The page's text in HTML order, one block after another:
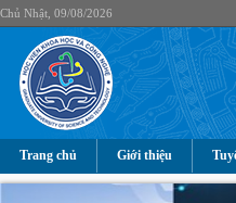
Chủ Nhật, 09/08/2026
Trang chủ Giới thiệu